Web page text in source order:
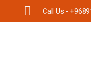
Call Us -